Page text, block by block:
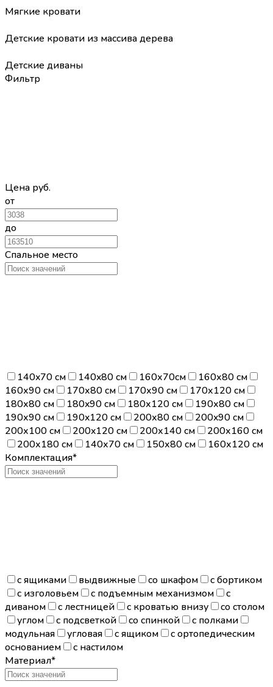
Мягкие кровати
Детские кровати из массива дерева
Детские диваны
Фильтр
Цена руб.
от
до
Спальное место
140x70 см 140x80 см 160х70см
160х80 см
160х90 см
170х80 см 170х90 см
170х120 см
180х80 см
180x90 см 180х120 см
190х80 см
190х90 см
190x120 см 200х80 см
200x90 см
200х100 см
200x120 см 200х140 см
200х160 см
200х180 см
140х70 см 150х80 см
160х120 см
Комплектация*
с ящиками выдвижные со шкафом
с бортиком
с изголовьем
с подъемным механизмом
с
диваном
с лестницей с кроватью внизу
со столом
углом
с подсветкой со спинкой
с полками
модульная
угловая с ящиком
с ортопедическим
основанием
с настилом
Материал*